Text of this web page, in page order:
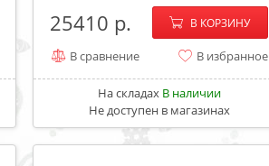
25410 − +
В КОРЗИНУ
В сравнение В избранное
На складах В наличии
Не доступен в магазинах